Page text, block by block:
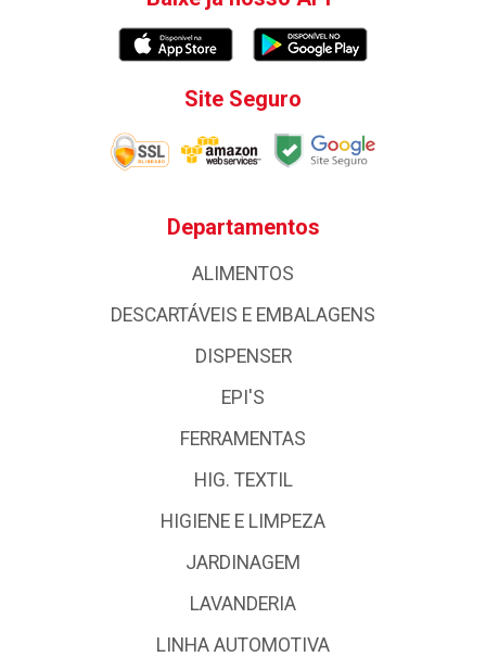
Site Seguro
Departamentos
ALIMENTOS
DESCARTÁVEIS E EMBALAGENS
DISPENSER
EPI'S
FERRAMENTAS
HIG. TEXTIL
HIGIENE E LIMPEZA
JARDINAGEM
LAVANDERIA
LINHA AUTOMOTIVA